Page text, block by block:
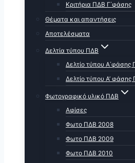
Κριτήρια ΠΔΒ Γ΄φάσης
Θέματα και απαντήσεις
Αποτελέσματα
Δελτία τύπου ΠΔΒ
Δελτίο τύπου Α΄φάσης
Δελτίο τύπου Α’
Φωτογραφικό υλικό ΠΔΒ
Αφίσες
Φωτο ΠΔΒ 2008
Φωτο ΠΔΒ 2009
Φωτο ΠΔΒ 2010